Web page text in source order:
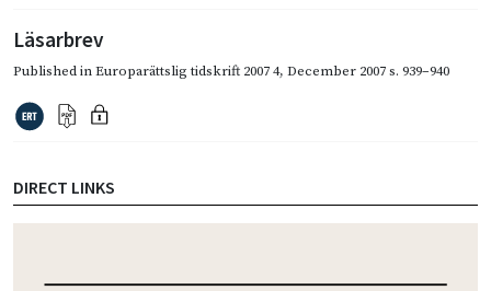
Läsarbrev
Published inEuroparättslig tidskrift 2007 4, December 2007s. 939–940
DIRECT LINKS